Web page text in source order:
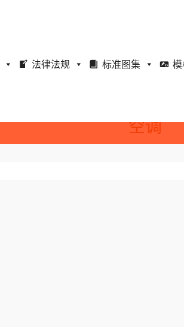
法律法规 标准图集
空调